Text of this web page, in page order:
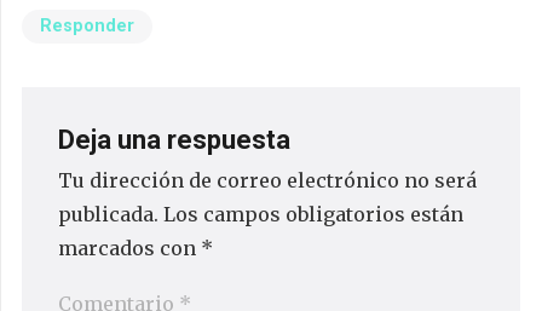
Responder
Deja una respuesta
Tu dirección de correo electrónico no será
publicada. Los campos obligatorios están
marcados con *